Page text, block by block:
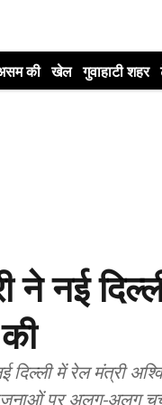
की खेल गुवाहाटी शहर
नई
दिल्ली में रेल मंत्री
पर अलग-अलग